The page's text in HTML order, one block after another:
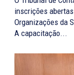
inscrições
Organizações da
A capacitação...